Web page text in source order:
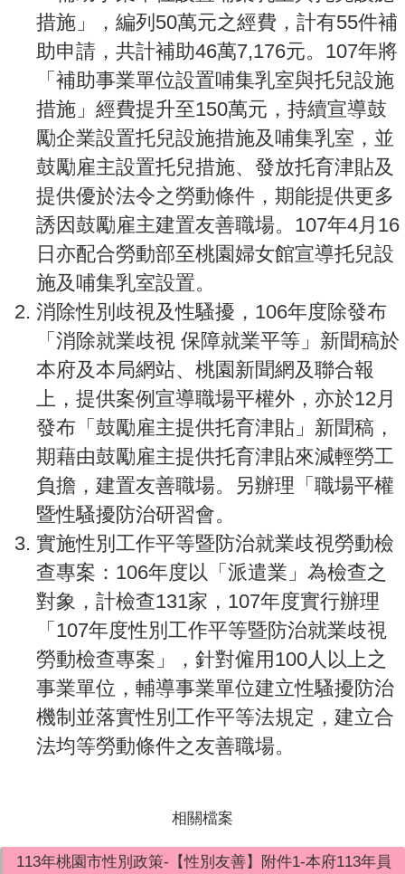
措施」，編列50萬元之經費，計有55件補
助申請，共計補助46萬7,176元。107年將
「補助事業單位設置哺集乳室與托兒設施
措施」經費提升至150萬元，持續宣導鼓
勵企業設置托兒設施措施及哺集乳室，並
鼓勵雇主設置托兒措施、發放托育津貼及
提供優於法令之勞動條件，期能提供更多
誘因鼓勵雇主建置友善職場。107年4月16
日亦配合勞動部至桃園婦女館宣導托兒設
施及哺集乳室設置。
消除性別歧視及性騷擾，106年度除發布
「消除就業歧視 保障就業平等」新聞稿於
本府及本局網站、桃園新聞網及聯合報
上，提供案例宣導職場平權外，亦於12月
發布「鼓勵雇主提供托育津貼」新聞稿，
期藉由鼓勵雇主提供托育津貼來減輕勞工
負擔，建置友善職場。另辦理「職場平權
暨性騷擾防治研習會。
實施性別工作平等暨防治就業歧視勞動檢
查專案：106年度以「派遣業」為檢查之
對象，計檢查131家，107年度實行辦理
「107年度性別工作平等暨防治就業歧視
勞動檢查專案」，針對僱用100人以上之
事業單位，輔導事業單位建立性騷擾防治
機制並落實性別工作平等法規定，建立合
法均等勞動條件之友善職場。
相關檔案
113年桃園市性別政策-【性別友善】附件1-本府113年員